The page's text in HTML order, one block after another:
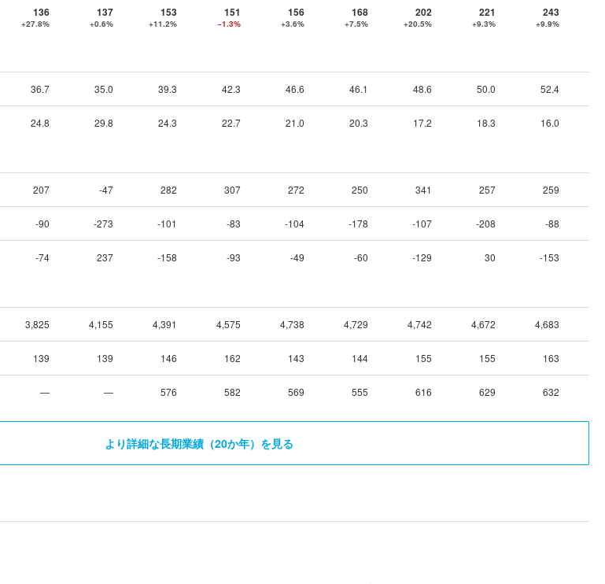
136
+27.8%
137
+0.6%
153
+11.2%
151
−1.3%
156
+3.6%
168
+7.5%
202
+20.5%
221
+9.3%
243
+9.9%
36.7 35.0 39.3 42.3 46.6 46.1 48.6 50.0 52.4
24.8 29.8 24.3 22.7 21.0 20.3 17.2 18.3 16.0
207 -47 282 307 272 250 341 257 259
-90 -273 -101 -83 -104 -178 -107 -208 -88
-74 237 -158 -93 -49 -60 -129 30 -153
3,825 4,155 4,391 4,575 4,738 4,729 4,742 4,672 4,683
139 139 146 162 143 144 155 155 163
— — 576 582 569 555 616 629 632
より詳細な長期業績（20か年）を見る